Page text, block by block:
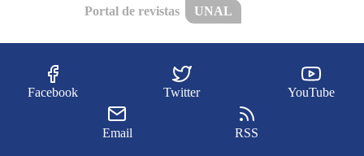
Portal de revistas UNAL
Facebook Twitter YouTube
Email RSS